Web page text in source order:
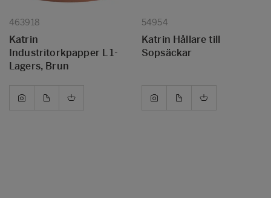
463918
Katrin
Industritorkpapper L 1-
Lagers, Brun
54954
Katrin Hållare till
Sopsäckar